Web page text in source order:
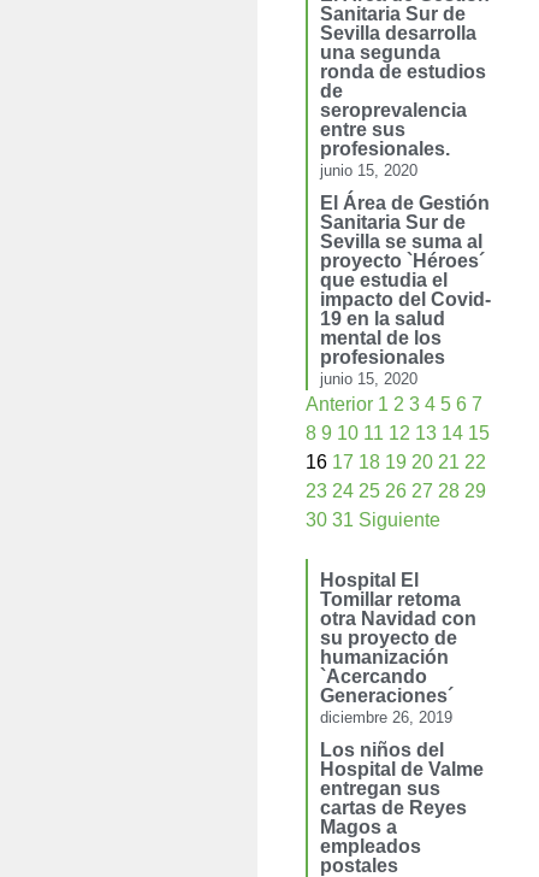
Sanitaria Sur de
Sevilla desarrolla
una segunda
ronda de estudios
de
seroprevalencia
entre sus
profesionales.
junio 15, 2020
El Área de Gestión
Sanitaria Sur de
Sevilla se suma al
proyecto `Héroes´
que estudia el
impacto del Covid-
19 en la salud
mental de los
profesionales
junio 15, 2020
Anterior 1 2 3 4 5 6 7
8 9 10 11 12 13 14 15
16 17 18 19 20 21 22
23 24 25 26 27 28 29
30 31 Siguiente
Hospital El
Tomillar retoma
otra Navidad con
su proyecto de
humanización
`Acercando
Generaciones´
diciembre 26, 2019
Los niños del
Hospital de Valme
entregan sus
cartas de Reyes
Magos a
empleados
postales